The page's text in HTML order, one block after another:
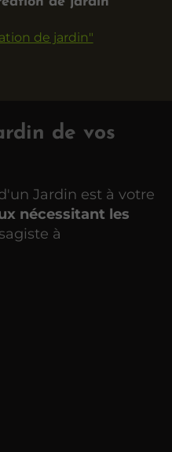
de jardin"
de vos
Jardin est à votre
nécessitant les
à